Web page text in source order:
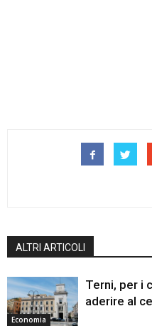
ALTRI ARTICOLI
Economia
Terni, per i
aderire al